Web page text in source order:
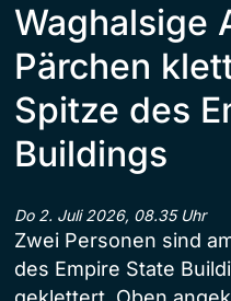
Waghalsige
Pärchen
Spitze des
Buildings
Do 2. Juli 2026, 08.35 Uhr
Zwei Personen sind
des Empire State